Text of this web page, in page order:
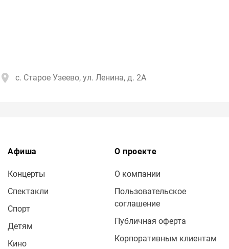
с. Старое Узеево, ул. Ленина, д. 2А
Афиша
Концерты
Спектакли
Спорт
Детям
Кино
О проекте
О компании
Пользовательское
соглашение
Публичная оферта
Корпоративным клиентам